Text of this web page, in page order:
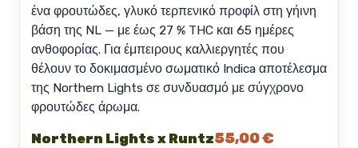
ένα φρουτώδες, γλυκό τερπενικό προφίλ στη γήινη
βάση της NL — με έως 27 % THC και 65 ημέρες
ανθοφορίας. Για έμπειρους καλλιεργητές που
θέλουν το δοκιμασμένο σωματικό Indica αποτέλεσμα
της Northern Lights σε συνδυασμό με σύγχρονο
φρουτώδες άρωμα.
Northern Lights x Runtz55,00 €